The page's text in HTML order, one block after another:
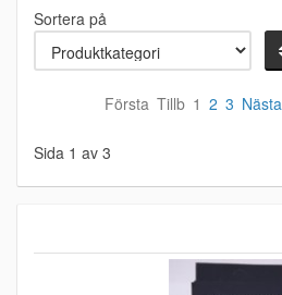
Sortera på
Första Tillb 1 2 3 Nästa
Sida 1 av 3